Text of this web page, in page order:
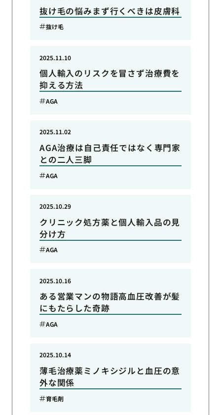
抜け毛の悩みまず行くべきは皮膚科
抜け毛
個人輸入のリスクを冒さず治療費を
抑える方法
2025.11.10
AGA
AGA治療は自己責任ではなく専門家
との二人三脚
2025.11.02
AGA
クリニック処方薬と個人輸入品の見
分け方
2025.10.29
AGA
ある営業マンの物語高血圧改善が髪
にもたらした奇跡
2025.10.16
AGA
薄毛治療薬ミノキシジルと血圧の意
外な関係
2025.10.14
育毛剤